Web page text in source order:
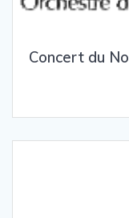
Concert du